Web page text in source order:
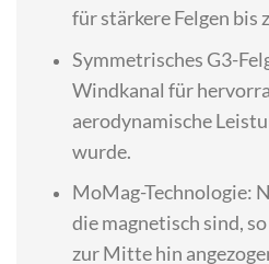
für stärkere Felgen bis
Symmetrisches G3-
Windkanal für
aerodynamische
wurde.
MoMag-Technologie:
die magnetisch sind,
zur Mitte hin